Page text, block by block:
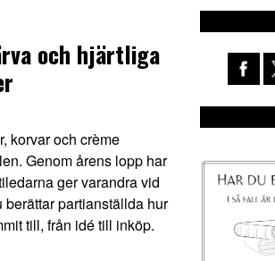
och hjärtliga
korvar och crème
Genom årens lopp har
ger varandra vid
partianställda hur
till, från idé till inköp.